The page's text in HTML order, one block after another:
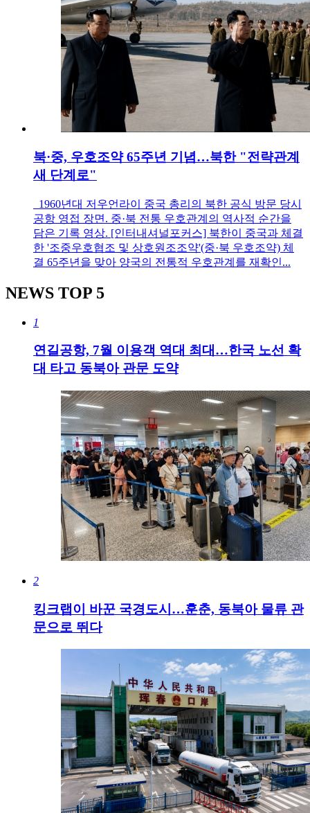
북·중, 우호조약 65주년 기념…북한 "전략관계
새 단계로"
1960년대 저우언라이 중국 총리의 북한 공식 방문 당시
공항 영접 장면. 중·북 전통 우호관계의 역사적 순간을
담은 기록 영상. [인터내셔널포커스] 북한이 중국과 체결
한 '조중우호협조 및 상호원조조약'(중·북 우호조약) 체
결 65주년을 맞아 양국의 전통적 우호관계를 재확인...
NEWS TOP 5
1
연길공항, 7월 이용객 역대 최대…한국 노선 확
대 타고 동북아 관문 도약
2
킹크랩이 바꾼 국경도시…훈춘, 동북아 물류 관
문으로 뛰다